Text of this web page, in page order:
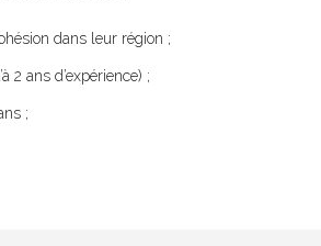
dans leur région ;
2 ans d’expérience) ;
;